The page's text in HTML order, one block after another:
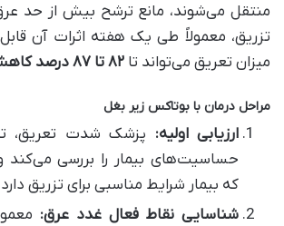
منتقل می‌شوند، مانع ترشح بیش از حد
تزریق، معمولاً طی یک هفته اثرات آن
میزان تعریق می‌تواند تا ۸۲ تا ۸۷ درصد کاهش پیدا کند
مراحل درمان با بوتاکس زیر بغل
ارزیابی اولیه: پزشک شدت تعریق،
حساسیت‌های بیمار را بررسی
که بیمار شرایط مناسبی برای تزریق
شناسایی نقاط فعال غدد عرق: